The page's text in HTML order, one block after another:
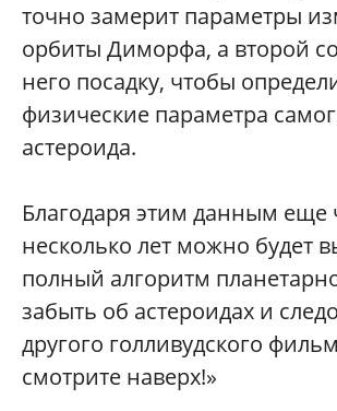
точно замерит параметры
орбиты Диморфа, а второй
него посадку, чтобы
физические параметра
астероида.
Благодаря этим данным еще
несколько лет можно будет
полный алгоритм
забыть об астероидах и
другого голливудского
смотрите наверх!»